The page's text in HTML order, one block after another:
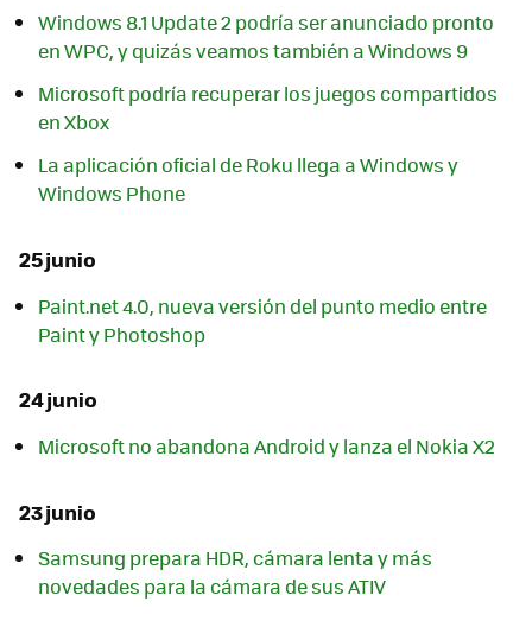
Windows 8.1 Update 2 podría ser anunciado pronto
en WPC, y quizás veamos también a Windows 9
Microsoft podría recuperar los juegos compartidos
en Xbox
La aplicación oficial de Roku llega a Windows y
Windows Phone
25 junio
Paint.net 4.0, nueva versión del punto medio entre
Paint y Photoshop
24 junio
Microsoft no abandona Android y lanza el Nokia X2
23 junio
Samsung prepara HDR, cámara lenta y más
novedades para la cámara de sus ATIV